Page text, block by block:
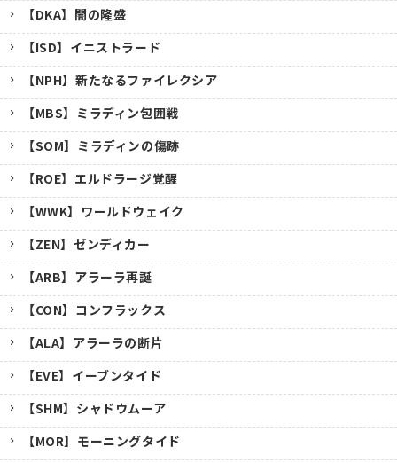
【DKA】闇の隆盛
【ISD】イニストラード
【NPH】新たなるファイレクシア
【MBS】ミラディン包囲戦
【SOM】ミラディンの傷跡
【ROE】エルドラージ覚醒
【WWK】ワールドウェイク
【ZEN】ゼンディカー
【ARB】アラーラ再誕
【CON】コンフラックス
【ALA】アラーラの断片
【EVE】イーブンタイド
【SHM】シャドウムーア
【MOR】モーニングタイド